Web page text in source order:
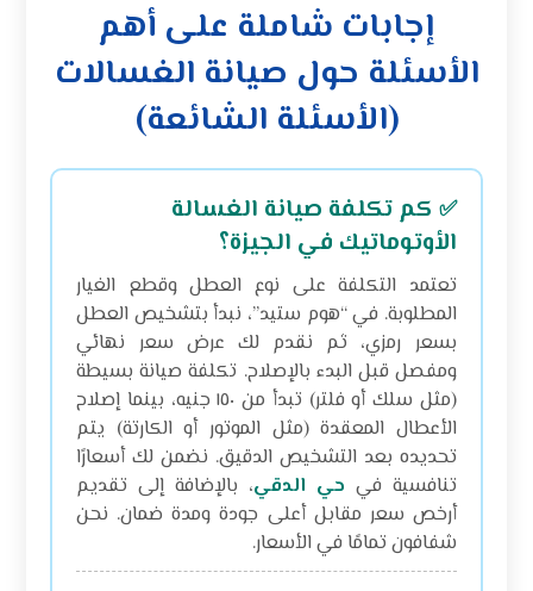
إجابات شاملة على أهم
الأسئلة حول صيانة الغسالات
(الأسئلة الشائعة)
✅ كم تكلفة صيانة الغسالة
الأوتوماتيك في الجيزة؟
تعتمد التكلفة على نوع العطل وقطع الغيار
المطلوبة. في “هوم ستيد”، نبدأ بتشخيص العطل
بسعر رمزي، ثم نقدم لك عرض سعر نهائي
ومفصل قبل البدء بالإصلاح. تكلفة صيانة بسيطة
(مثل سلك أو فلتر) تبدأ من ١٥٠ جنيه، بينما إصلاح
الأعطال المعقدة (مثل الموتور أو الكارتة) يتم
تحديده بعد التشخيص الدقيق. نضمن لك أسعارًا
تنافسية في حي الدقي، بالإضافة إلى تقديم
أرخص سعر مقابل أعلى جودة ومدة ضمان. نحن
شفافون تمامًا في الأسعار.